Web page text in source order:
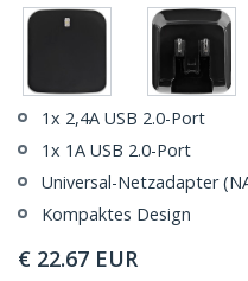
1x 2,4A USB 2.0-Port
1x 1A USB 2.0-Port
Universal-Netzadapter
Kompaktes Design
€ 22.67 EUR